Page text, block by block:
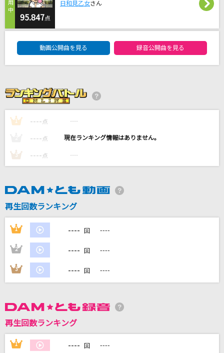
乾いた大地
貴方の恋人になりたい
チョーキューメイ
星降る街角
UNION
ハイタッチ!
SPECIAL THANKS
GLAY
DAMの新曲・ランキングなど
DAMに会員登録・ログインして
カラオケをもっと楽しもう！
95.847点
日和見乙女さん
動画公開曲を見る 録音公開曲を見る
1 ---- 点 ----
---- 点 ----
3 ---- 点 ----
再生回数ランキング
1 ---- 回 ----
2 ---- 回 ----
3 ---- 回 ----
再生回数ランキング
1 ---- 回 ----